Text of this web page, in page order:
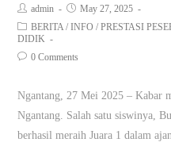
admin
May 27, 2025
BERITA / INFO / PRESTASI
DIDIK
0 Comments
Ngantang, 27 Mei 2025 – Kabar
Ngantang. Salah satu siswinya,
berhasil meraih Juara 1 dalam